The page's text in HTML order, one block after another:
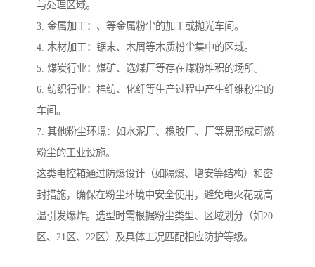
与处理区域。
3. 金属加工：、等金属粉尘的加工或抛光车间。
4. 木材加工：锯末、木屑等木质粉尘集中的区域。
5. 煤炭行业：煤矿、选煤厂等存在煤粉堆积的场所。
6. 纺织行业：棉纺、化纤等生产过程中产生纤维粉尘的
车间。
7. 其他粉尘环境：如水泥厂、橡胶厂、厂等易形成可燃
粉尘的工业设施。
这类电控箱通过防爆设计（如隔爆、增安等结构）和密
封措施，确保在粉尘环境中安全使用，避免电火花或高
温引发爆炸。选型时需根据粉尘类型、区域划分（如20
区、21区、22区）及具体工况匹配相应防护等级。